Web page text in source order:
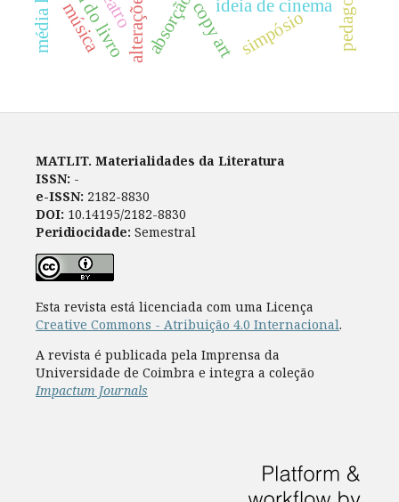
ideia de cinema
absorçãocopy artsimpósio
música
MATLIT. Materialidades da Literatura
ISSN: -
e-ISSN: 2182-8830
DOI: 10.14195/2182-8830
Peridiocidade: Semestral
Esta revista está licenciada com uma Licença
Creative Commons - Atribuição 4.0 Internacional.
A revista é publicada pela Imprensa da
Universidade de Coimbra e integra a coleção
Impactum Journals